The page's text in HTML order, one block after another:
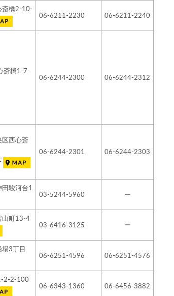
斎橋2-10-
06-6211-2230 06-6211-2240
斎橋1-7-
06-6244-2300 06-6244-2312
西心斎
06-6244-2301 06-6244-2303
駿河台1
03-5244-5960 ー
山町13-4
03-6416-3125 ー
3丁目
06-6251-4596 06-6251-4576
2-2-100
06-6343-1360 06-6456-3882